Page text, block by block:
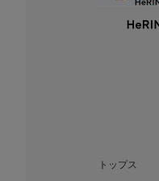
トップス